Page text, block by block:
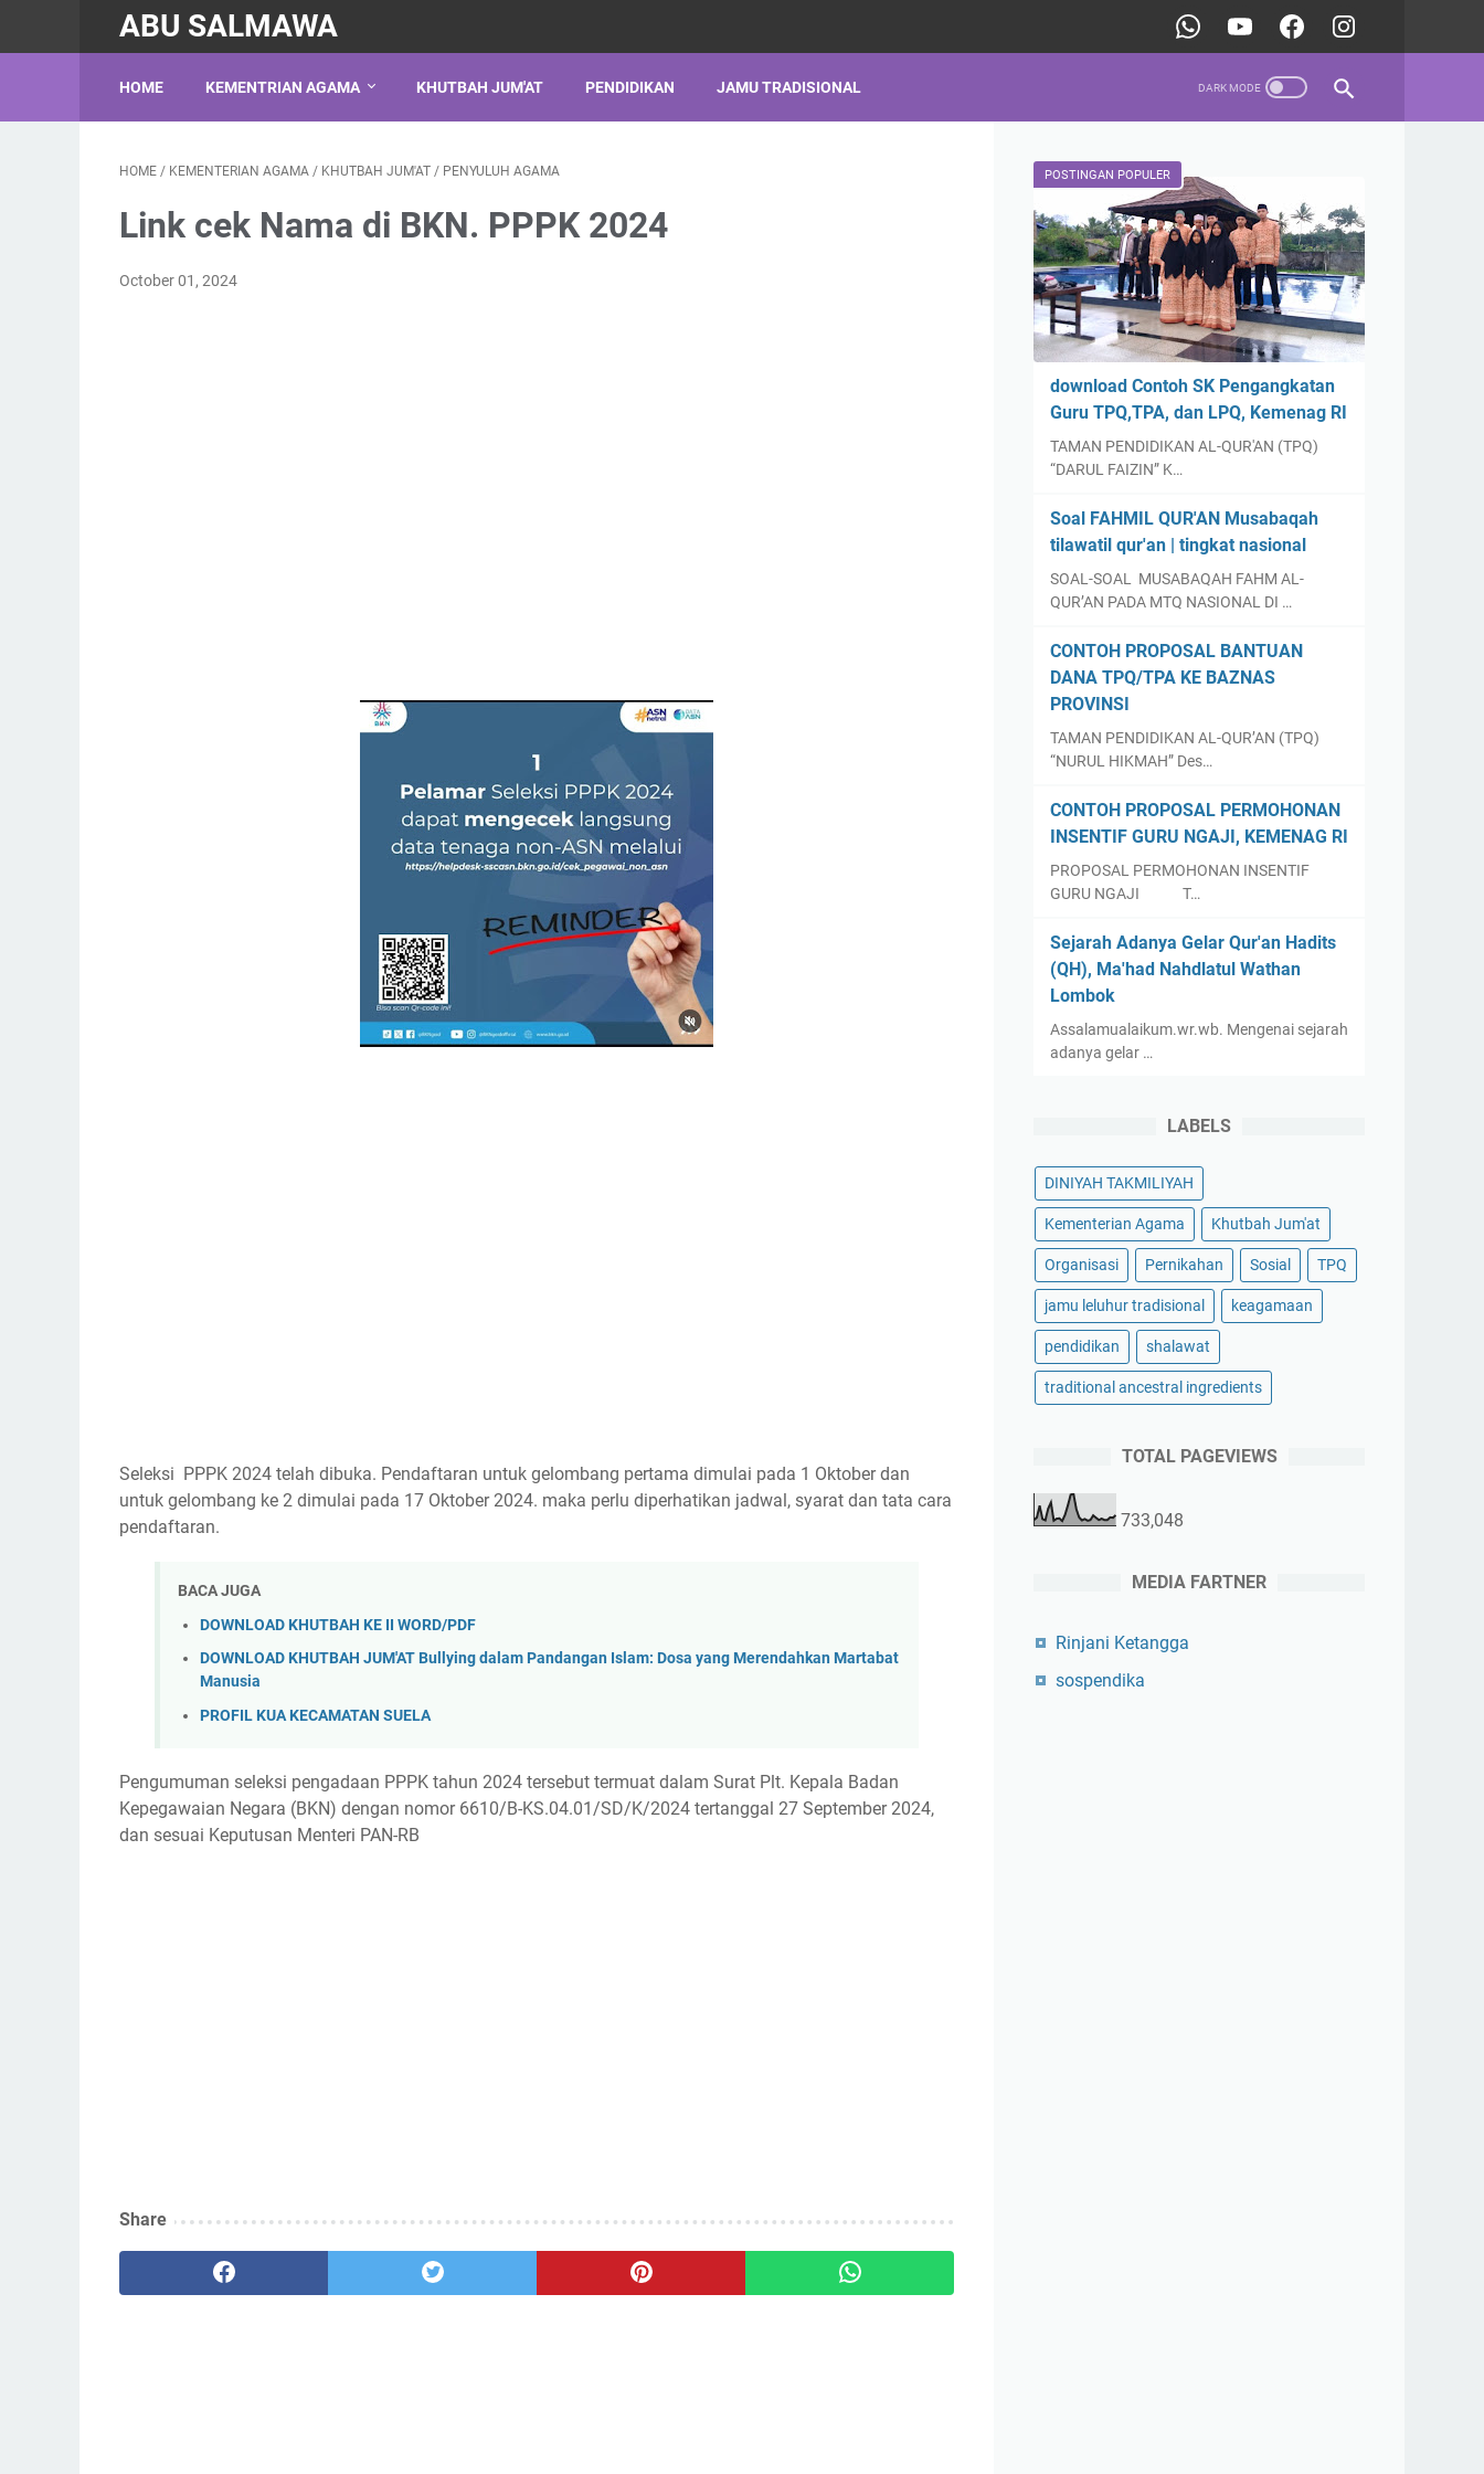
ABU SALMAWA
HOME KEMENTRIAN AGAMA KHUTBAH JUM'AT PENDIDIKAN JAMU TRADISIONAL
HOME / KEMENTERIAN AGAMA / KHUTBAH JUM'AT / PENYULUH AGAMA
Link cek Nama di BKN. PPPK 2024
October 01, 2024
Seleksi PPPK 2024 telah dibuka. Pendaftaran untuk gelombang pertama dimulai pada 1 Oktober dan
untuk gelombang ke 2 dimulai pada 17 Oktober 2024. maka perlu diperhatikan jadwal, syarat dan tata cara
pendaftaran.
BACA JUGA
DOWNLOAD KHUTBAH KE II WORD/PDF
DOWNLOAD KHUTBAH JUM'AT Bullying dalam Pandangan Islam: Dosa yang Merendahkan Martabat
Manusia
PROFIL KUA KECAMATAN SUELA
Pengumuman seleksi pengadaan PPPK tahun 2024 tersebut termuat dalam Surat Plt. Kepala Badan
Kepegawaian Negara (BKN) dengan nomor 6610/B-KS.04.01/SD/K/2024 tertanggal 27 September 2024,
dan sesuai Keputusan Menteri PAN-RB
Share
POSTINGAN POPULER
download Contoh SK Pengangkatan
Guru TPQ,TPA, dan LPQ, Kemenag RI
TAMAN PENDIDIKAN AL-QUR'AN (TPQ)
“DARUL FAIZIN” K…
Soal FAHMIL QUR'AN Musabaqah
tilawatil qur'an | tingkat nasional
SOAL-SOAL MUSABAQAH FAHM AL-
QUR’AN PADA MTQ NASIONAL DI …
CONTOH PROPOSAL BANTUAN
DANA TPQ/TPA KE BAZNAS
PROVINSI
TAMAN PENDIDIKAN AL-QUR’AN (TPQ)
“NURUL HIKMAH” Des…
CONTOH PROPOSAL PERMOHONAN
INSENTIF GURU NGAJI, KEMENAG RI
PROPOSAL PERMOHONAN INSENTIF
GURU NGAJI T…
Sejarah Adanya Gelar Qur'an Hadits
(QH), Ma'had Nahdlatul Wathan
Lombok
Assalamualaikum.wr.wb. Mengenai sejarah
adanya gelar …
LABELS
DINIYAH TAKMILIYAH
Kementerian Agama Khutbah Jum'at
Organisasi Pernikahan Sosial TPQ
jamu leluhur tradisional keagamaan
pendidikan shalawat
traditional ancestral ingredients
TOTAL PAGEVIEWS
733,048
MEDIA FARTNER
Rinjani Ketangga
sospendika